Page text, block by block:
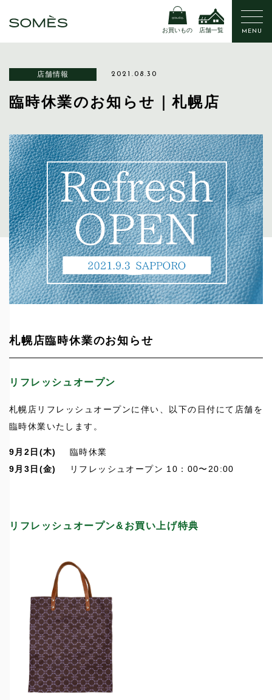
お買いもの 店舗一覧 MENU
店舗情報 2021.08.30
臨時休業のお知らせ｜札幌店
札幌店臨時休業のお知らせ
リフレッシュオープン
札幌店リフレッシュオープンに伴い、以下の日付にて店舗を
臨時休業いたします。
9月2日(木)
臨時休業
9月3日(金)
リフレッシュオープン 10：00〜20:00
リフレッシュオープン&お買い上げ特典